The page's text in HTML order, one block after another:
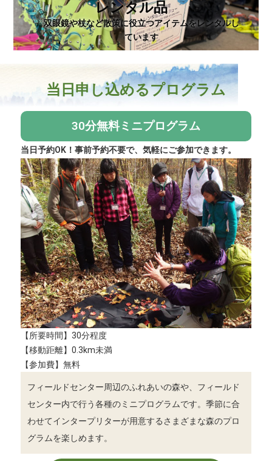
レンタル品
双眼鏡や杖など散策に役立つアイテムをレンタルし
ています
当日申し込めるプログラム
30分無料ミニプログラム
当日予約OK！事前予約不要で、気軽にご参加できます。
【所要時間】30分程度
【移動距離】0.3km未満
【参加費】無料
フィールドセンター周辺のふれあいの森や、フィールド
センター内で行う各種のミニプログラムです。季節に合
わせてインタープリターが用意するさまざまな森のプロ
グラムを楽しめます。